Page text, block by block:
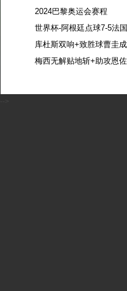
2024巴黎奥运会赛程
库杜斯双响+致胜球曹圭